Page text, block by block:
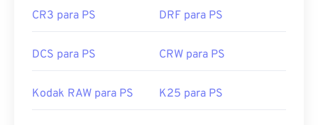
CR3 para PS DRF para PS
DCS para PS CRW para PS
Kodak RAW para PS K25 para PS